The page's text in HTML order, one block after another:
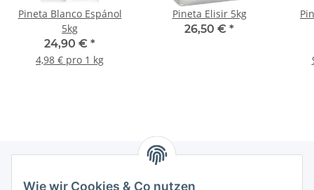
Wie wir Cookies & Co nutzen
Pineta Blanco Espánol
5kg
24,90 € *
4,98 € pro 1 kg
Pineta Elisir 5kg
26,50 € *